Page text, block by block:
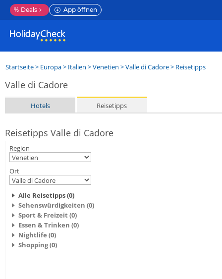
% Deals App öffnen
Startseite> Europa> Italien >Venetien >Valle di Cadore> Reisetipps
Valle di Cadore
Hotels Reisetipps
Reisetipps Valle di Cadore
Region
Ort
Alle Reisetipps (0)
Sehenswürdigkeiten (0)
Sport & Freizeit (0)
Essen & Trinken (0)
Nightlife (0)
Shopping (0)